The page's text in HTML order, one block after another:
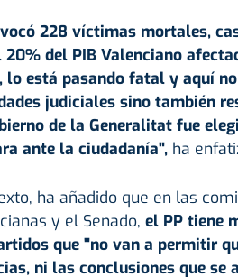
228 víctimas mortales,
20% del PIB Valenciano
lo está pasando fatal y aquí
judiciales sino también
de la Generalitat fue
ante la ciudadanía",ha
ha añadido que en las
y el Senado, el PP tiene
que "no van a permitir
ni las conclusiones que se